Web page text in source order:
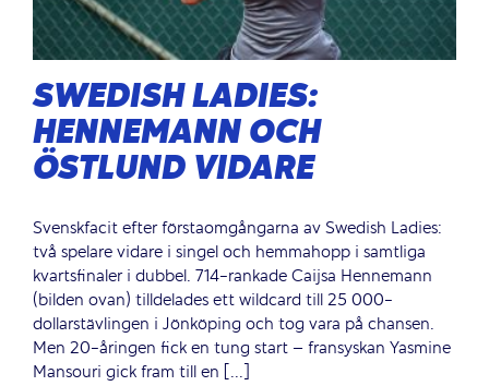
SWEDISH LADIES:
HENNEMANN OCH
ÖSTLUND VIDARE
Svenskfacit efter förstaomgångarna av Swedish Ladies:
två spelare vidare i singel och hemmahopp i samtliga
kvartsfinaler i dubbel. 714-rankade Caijsa Hennemann
(bilden ovan) tilldelades ett wildcard till 25 000-
dollarstävlingen i Jönköping och tog vara på chansen.
Men 20-åringen fick en tung start – fransyskan Yasmine
Mansouri gick fram till en [...]